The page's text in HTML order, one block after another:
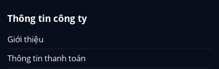
Thông tin công ty
Giới thiệu
Thông tin thanh toán